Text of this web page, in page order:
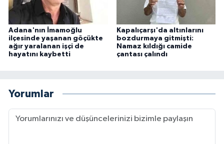
Adana'nın İmamoğlu
ilçesinde yaşanan göçükte
ağır yaralanan işçi de
hayatını kaybetti
Kapalıçarşı'da altınlarını
bozdurmaya gitmişti:
Namaz kıldığı camide
çantası çalındı
Yorumlar